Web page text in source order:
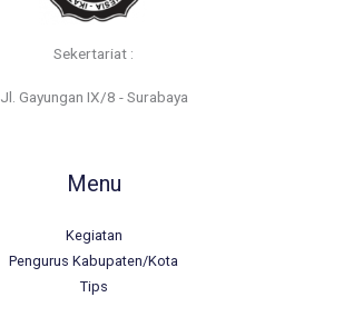
Sekertariat :
Jl. Gayungan IX/8 - Surabaya
Menu
Kegiatan
Pengurus Kabupaten/Kota
Tips